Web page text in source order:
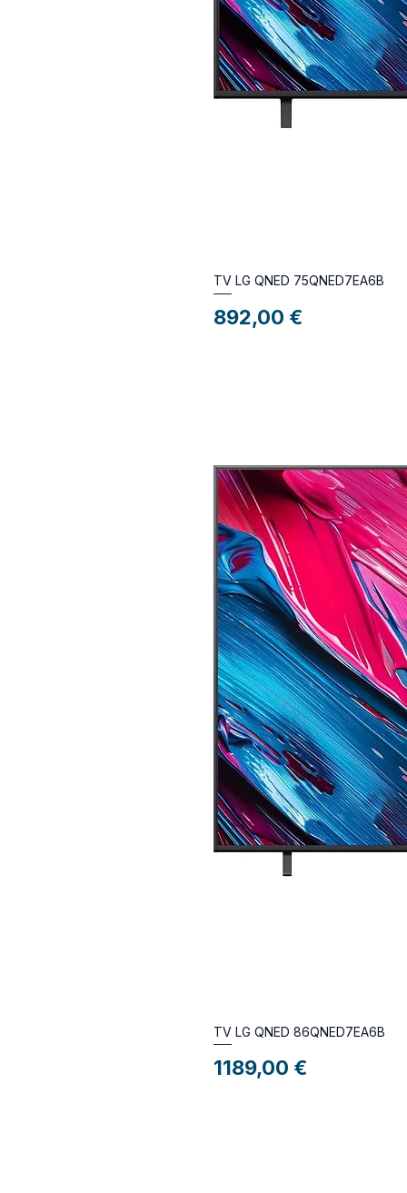
TV LG QNED 75QNED7EA6B
Preço
892,00 €
TV LG QNED 86QNED7EA6B
Preço
1189,00 €